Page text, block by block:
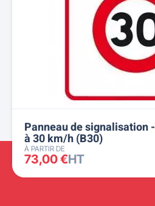
Panneau de signalisation
à 30 km/h (B30)
À PARTIR DE
73,00 €HT